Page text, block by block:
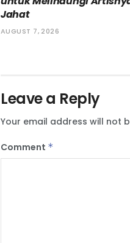
Jahat
AUGUST 7, 2026
Leave a Reply
Your email address will not
Comment *